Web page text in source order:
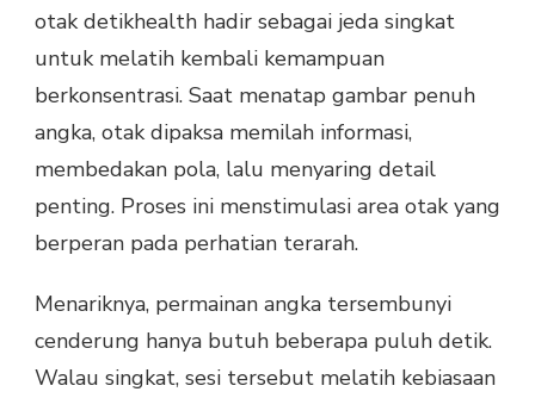
otak detikhealth hadir sebagai jeda singkat
untuk melatih kembali kemampuan
berkonsentrasi. Saat menatap gambar penuh
angka, otak dipaksa memilah informasi,
membedakan pola, lalu menyaring detail
penting. Proses ini menstimulasi area otak yang
berperan pada perhatian terarah.
Menariknya, permainan angka tersembunyi
cenderung hanya butuh beberapa puluh detik.
Walau singkat, sesi tersebut melatih kebiasaan